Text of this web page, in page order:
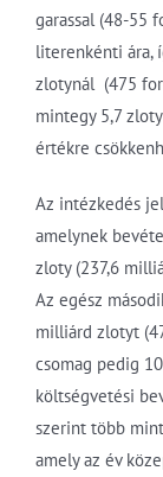
garassal (48-55
literenkénti ára,
zlotynál (475
mintegy 5,7
értékre
Az intézkedés
amelynek
zloty (237,6
Az egész
milliárd zlotyt
csomag pedig
költségvetési
szerint több
amely az év